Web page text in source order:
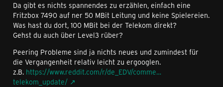
Da gibt es nichts spannendes zu erzählen, einfach eine
Fritzbox 7490 auf ner 50 MBit Leitung und keine Spielereien.
Was hast du dort, 100 MBit bei der Telekom direkt?
Gehst du auch über Level3 rüber?
Peering Probleme sind ja nichts neues und zumindest für
die Vergangenheit relativ leicht zu ergooglen.
z.B. https://www.reddit.com/r/de_EDV/comme…
telekom_update/